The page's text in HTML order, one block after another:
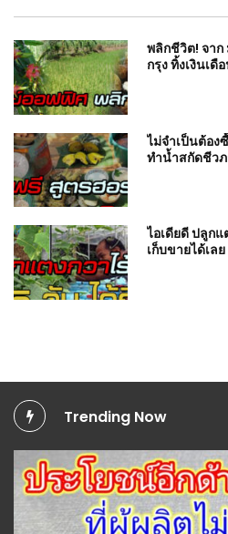
พลิกชีวิต! จา
กรุง ทิ้งเงินเดื
ไม่จำเป็นต้อง
ทำน้ำสกัดชีวภ
ไอเดียดี ปลูก
เก็บขายได้เลย
Trending Now